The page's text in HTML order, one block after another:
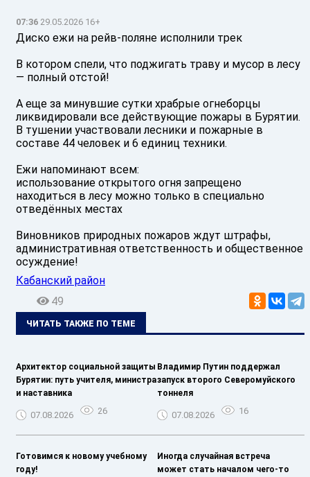
07:36 29.05.2026 16+
Диско ежи на рейв-поляне исполнили трек
В котором спели, что поджигать траву и мусор в лесу
— полный отстой!
А еще за минувшие сутки храбрые огнеборцы
ликвидировали все действующие пожары в Бурятии.
В тушении участвовали лесники и пожарные в
составе 44 человек и 6 единиц техники.
Ежи напоминают всем:
использование открытого огня запрещено
находиться в лесу можно только в специально
отведённых местах
Виновников природных пожаров ждут штрафы,
административная ответственность и общественное
осуждение!
Кабанский район
49
ЧИТАТЬ ТАКЖЕ ПО ТЕМЕ
Архитектор социальной защиты
Бурятии: путь учителя, министра
и наставника
07.08.2026 26
Владимир Путин поддержал
запуск второго Северомуйского
тоннеля
07.08.2026 16
Готовимся к новому учебному
году!
Иногда случайная встреча
может стать началом чего-то